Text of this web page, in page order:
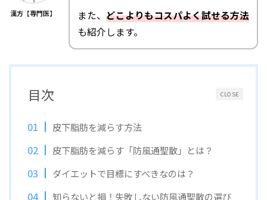
漢方【専門医】
また、 どこよりもコスパよく試せる方法
も紹介します。
CLOSE
目次
皮下脂肪を減らす方法
皮下脂肪を減らす「防風通聖散」とは？
ダイエットで目標にすべきなのは？
知らないと損！失敗しない防風通聖散の選び